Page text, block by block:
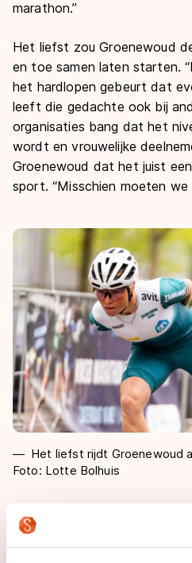
marathon.”
Het liefst zou Groenewoud
en toe samen laten starten.
het hardlopen gebeurt dat
leeft die gedachte ook bij
organisaties bang dat het
wordt en vrouwelijke
Groenewoud dat het juist
sport. “Misschien moeten we
Het liefst rijdt Groenewoud
Foto: Lotte Bolhuis
Voor alle duidelijkheid: hoe
van het skeeleren, de